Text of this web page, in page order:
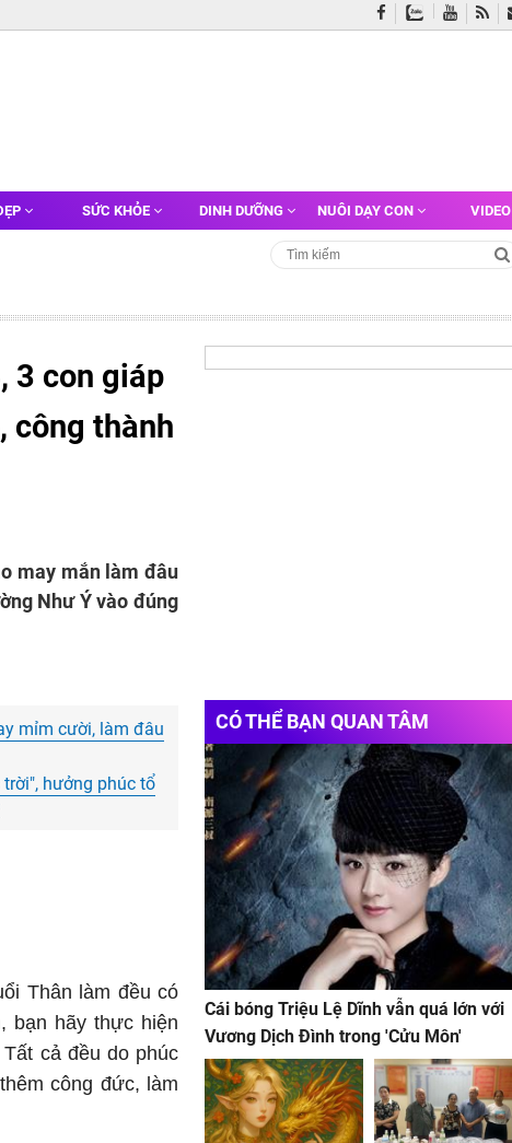
SỨC KHỎE DINH DƯỠNG NUÔI DẠY CON VIDEO
3 con giáp
công thành
may mắn làm đâu
Như Ý vào đúng
mỉm cười, làm đâu
hưởng phúc tổ
Thân làm đều có
bạn hãy thực hiện
cả đều do phúc
công đức, làm
CÓ THỂ BẠN QUAN TÂM
Cái bóng Triệu Lệ Dĩnh vẫn quá lớn với
Vương Dịch Đình trong 'Cửu Môn'